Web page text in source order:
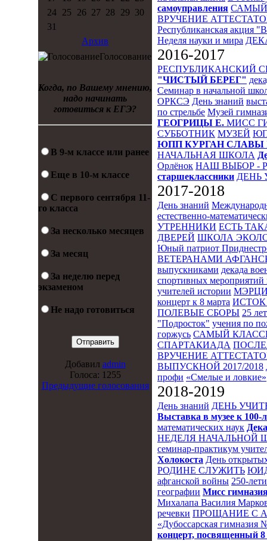
24
25 26 27 28 29 30
31
Архив
Голосование
Когда, по Вашему мнению,
надо начинать
готовиться к ЕГЭ?
В 9-м классе или ранее
Еще в 10-м классе
С первого сентября 11-
го класса
За несколько месяцев
За месяц
За неделю перед
экзаменом
Не надо готовиться
Добавил admin
Голоса: 1255
Предыдущие голосования
самоуправления
ВРУЧЕНИЕ
Республиканская акция
Неделя науки и мира
2016-2017
РЕСПУБЛИКАНСКИЙ
"ЧИСТЫЙ БЕРЕГ"
Семинар в начальной
ОРКСЭ День знаний
по стрельбе Музей
ГЕОГРИЦЫ Е. МИСС
СУББОТНИК МУЗЕЙ
ЮПП КУРГАН СЛАВЫ
НАЧАЛЬНАЯ ШКОЛА
Орлёнок НАШ ВЫБОР -
старшеклассники ДЕНЬ
2017-2018
День знаний
естественно-
УТРЕННИКИ ЕСТЬ
ДВЕРЕЙ ШКОЛА
Юный патриот
ВЕТЕРАНАМИ
выпускниками декада
спортивных мероприятий
учителей истории
концерт к 8 марта ИСТОК
ПОЛЕВЫЕ СБОРЫ 25
"Подросток" учения по
горжусь САМЫЙ
СПАРТАКИАДА
ВРУЧЕНИЕ
ВЫПУСКНОЙ 2017/2018
профи «Смелые и ловкие»
2018-2019
День знаний ДЕНЬ
Выставка в музее к
математических наук
НЕДЕЛЯ НАЧАЛЬНОЙ
семинар-практикум
Холокоста День
РОДИНЕ СЛУЖИТЬ
афганской войны 250-
географии Мисс
Михалапа Василия
речевки ПРОЩАНИЕ С
«Дубоссарская гимназия
концерт, посвященный